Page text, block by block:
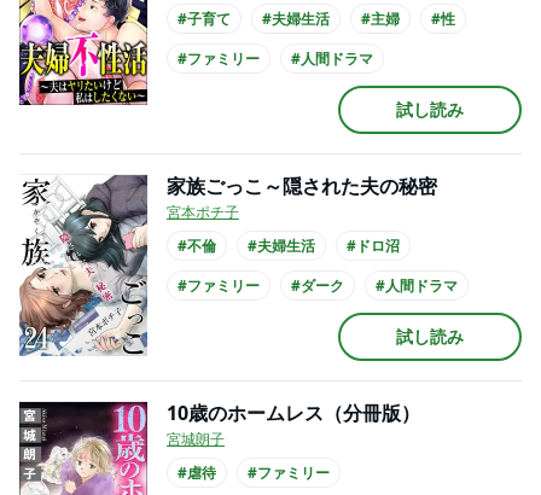
#子育て
#夫婦生活 #主婦
#性
#ファミリー
#人間ドラマ
試し読み
家族ごっこ～隠された夫の秘密
宮本ポチ子
#不倫
#夫婦生活
#ドロ沼
#ファミリー
#ダーク #人間ドラマ
試し読み
10歳のホームレス（分冊版）
宮城朗子
#虐待
#ファミリー